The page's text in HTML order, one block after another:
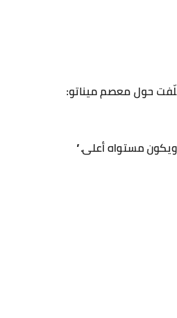
حول معصم ميناتو:
مستواه أعلى.”